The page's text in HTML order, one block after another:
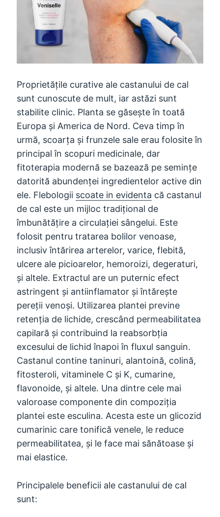
Proprietățile curative ale castanului de cal
sunt cunoscute de mult, iar astăzi sunt
stabilite clinic. Planta se găsește în toată
Europa și America de Nord. Ceva timp în
urmă, scoarța și frunzele sale erau folosite în
principal în scopuri medicinale, dar
fitoterapia modernă se bazează pe semințe
datorită abundenței ingredientelor active din
ele. Flebologii scoate in evidenta că castanul
de cal este un mijloc tradițional de
îmbunătățire a circulației sângelui. Este
folosit pentru tratarea bolilor venoase,
inclusiv întărirea arterelor, varice, flebită,
ulcere ale picioarelor, hemoroizi, degeraturi,
și altele. Extractul are un puternic efect
astringent și antiinflamator și întărește
pereții venoși. Utilizarea plantei previne
retenția de lichide, crescând permeabilitatea
capilară și contribuind la reabsorbția
excesului de lichid înapoi în fluxul sanguin.
Castanul contine taninuri, alantoină, colină,
fitosteroli, vitaminele C și K, cumarine,
flavonoide, și altele. Una dintre cele mai
valoroase componente din compoziția
plantei este esculina. Acesta este un glicozid
cumarinic care tonifică venele, le reduce
permeabilitatea, și le face mai sănătoase și
mai elastice.
Principalele beneficii ale castanului de cal
sunt: